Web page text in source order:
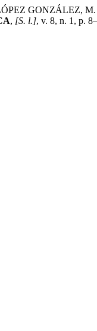
GONZÁLEZ, M.
, [S. l.], v. 8, n. 1, p.